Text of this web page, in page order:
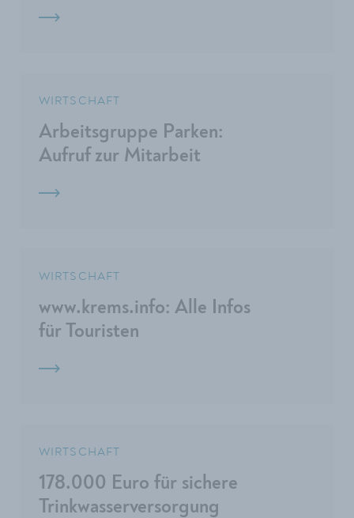
WIRTSCHAFT
Arbeitsgruppe Parken:
Aufruf zur Mitarbeit
WIRTSCHAFT
www.krems.info: Alle Infos
für Touristen
WIRTSCHAFT
178.000 Euro für sichere
Trinkwasserversorgung